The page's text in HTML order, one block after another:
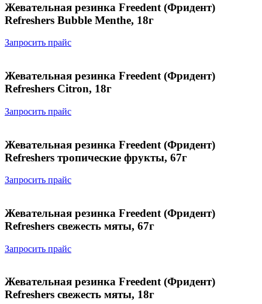
Жевательная резинка Freedent (Фридент)
Refreshers Bubble Menthe, 18г
Запросить прайс
Жевательная резинка Freedent (Фридент)
Refreshers Citron, 18г
Запросить прайс
Жевательная резинка Freedent (Фридент)
Refreshers тропические фрукты, 67г
Запросить прайс
Жевательная резинка Freedent (Фридент)
Refreshers свежесть мяты, 67г
Запросить прайс
Жевательная резинка Freedent (Фридент)
Refreshers свежесть мяты, 18г